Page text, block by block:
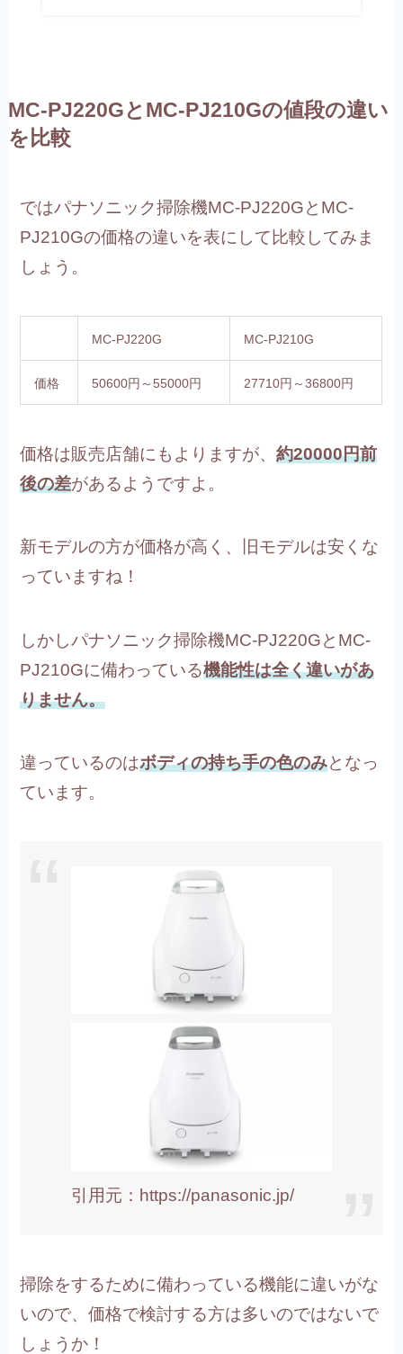
MC-PJ220GとMC-PJ210Gの値段の違い
を比較
ではパナソニック掃除機MC-PJ220GとMC-
PJ210Gの価格の違いを表にして比較してみま
しょう。
MC-PJ220G MC-PJ210G
価格 50600円～55000円 27710円～36800円
価格は販売店舗にもよりますが、約20000円前
後の差があるようですよ。
新モデルの方が価格が高く、旧モデルは安くな
っていますね！
しかしパナソニック掃除機MC-PJ220GとMC-
PJ210Gに備わっている機能性は全く違いがあ
りません。
違っているのはボディの持ち手の色のみとなっ
ています。
引用元：https://panasonic.jp/
掃除をするために備わっている機能に違いがな
いので、価格で検討する方は多いのではないで
しょうか！